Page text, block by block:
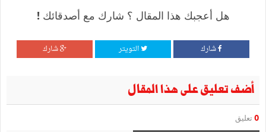
هل أعجبك هذا المقال ؟ شارك مع أصدقائك !
شارك التويتر شارك
أضف تعليق على هذا المقال
0 تعليق